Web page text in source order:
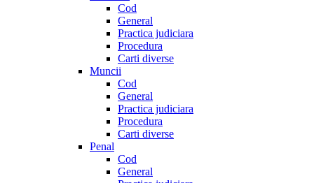
Cod
General
Practica judiciara
Procedura
Carti diverse
Muncii
Cod
General
Practica judiciara
Procedura
Carti diverse
Penal
Cod
General